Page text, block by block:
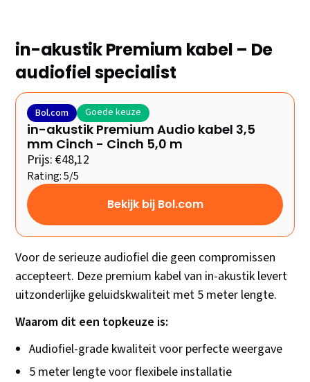
in-akustik Premium kabel – De
audiofiel specialist
Bol.com Goede keuze
in-akustik Premium Audio kabel 3,5
mm Cinch - Cinch 5,0 m
Prijs: €48,12
Rating: 5/5
Bekijk bij Bol.com
Voor de serieuze audiofiel die geen compromissen
accepteert. Deze premium kabel van in-akustik levert
uitzonderlijke geluidskwaliteit met 5 meter lengte.
Waarom dit een topkeuze is:
Audiofiel-grade kwaliteit voor perfecte weergave
5 meter lengte voor flexibele installatie